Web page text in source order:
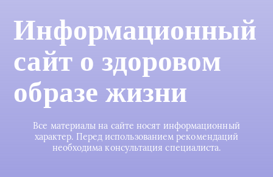
Информационный
сайт о здоровом
образе жизни
Все материалы на сайте носят информационный
характер. Перед использованием рекомендаций
необходима консультация специалиста.